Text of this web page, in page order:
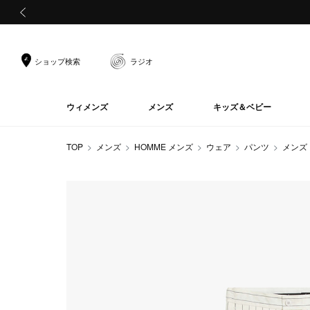
ショップ検索 ラジオ
ウィメンズ メンズ キッズ＆ベビー
TOP メンズ HOMME メンズ ウェア パンツ メン